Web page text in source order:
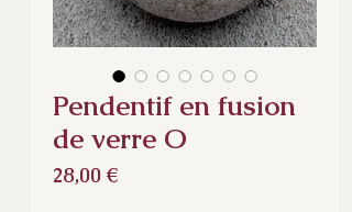
Pendentif en fusion
de verre O
28,00 €Preis